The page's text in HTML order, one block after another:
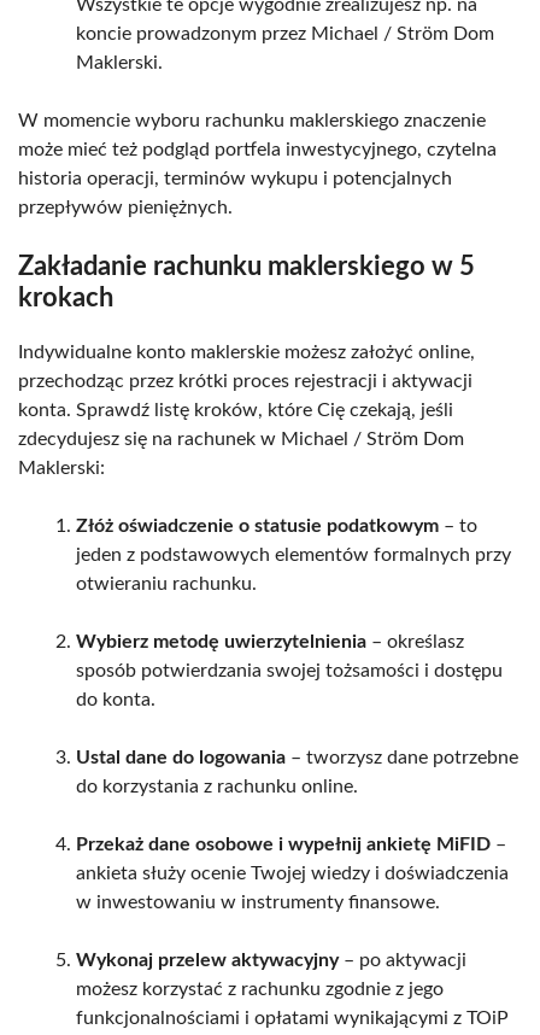
Wszystkie te opcje wygodnie zrealizujesz np. na
koncie prowadzonym przez Michael / Ström Dom
Maklerski.
W momencie wyboru rachunku maklerskiego znaczenie
może mieć też podgląd portfela inwestycyjnego, czytelna
historia operacji, terminów wykupu i potencjalnych
przepływów pieniężnych.
Zakładanie rachunku maklerskiego w 5
krokach
Indywidualne konto maklerskie możesz założyć online,
przechodząc przez krótki proces rejestracji i aktywacji
konta. Sprawdź listę kroków, które Cię czekają, jeśli
zdecydujesz się na rachunek w Michael / Ström Dom
Maklerski:
Złóż oświadczenie o statusie podatkowym – to
jeden z podstawowych elementów formalnych przy
otwieraniu rachunku.
Wybierz metodę uwierzytelnienia – określasz
sposób potwierdzania swojej tożsamości i dostępu
do konta.
Ustal dane do logowania – tworzysz dane potrzebne
do korzystania z rachunku online.
Przekaż dane osobowe i wypełnij ankietę MiFID –
ankieta służy ocenie Twojej wiedzy i doświadczenia
w inwestowaniu w instrumenty finansowe.
Wykonaj przelew aktywacyjny– po aktywacji
możesz korzystać z rachunku zgodnie z jego
funkcjonalnościami i opłatami wynikającymi z TOiP